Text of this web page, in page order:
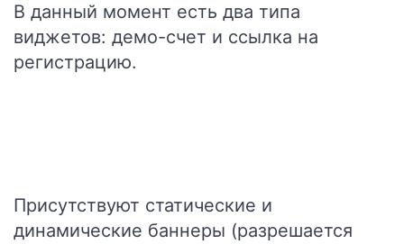
В данный момент есть два типа
виджетов: демо-счет и ссылка на
регистрацию.
Присутствуют статические и
динамические баннеры (разрешается